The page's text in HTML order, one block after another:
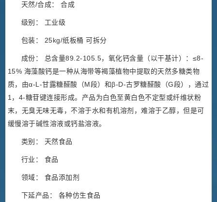
天然/合成： 合成
级别： 工业级
包装： 25kg/纸板桶 可拆分
成份： 总含量89.2-105.5，氧化钙含量（以干基计）：≤8-
15% 海藻酸钙是一种从海带等褐藻植物中提取的天然多糖类物
质，由α-L-甘露糖醛酸（M段）和β-D-古罗糖醛酸（G段），通过
1，4-糖苷键连接形成。产品为白色至黄白色不定型或纤维状粉
末，无臭无味无毒，不溶于水和有机溶剂，难溶于乙醇，但是可
缓慢溶于碱性溶液或钙盐溶液。
类别： 天然食品
行业： 食品
领域： 食品添加剂
下延产品： 各种仿生食品